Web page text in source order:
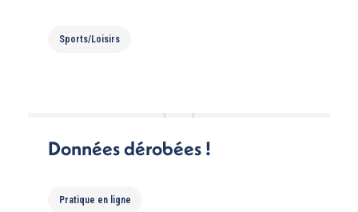
Sports/Loisirs
Données dérobées !
Pratique en ligne